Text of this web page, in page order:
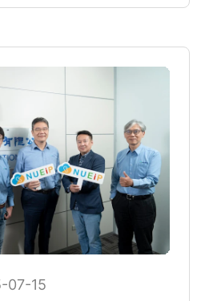
與 BPM 系統，啟動
07-15